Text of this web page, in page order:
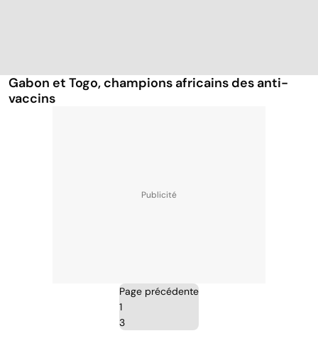
Gabon et Togo, champions africains des anti-
vaccins
Page précédente
1
3